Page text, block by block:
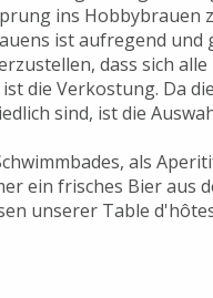
ins Hobbybrauen
ist aufregend
dass sich
die Verkostung. Da
sind, ist die
als
ein frisches Bier aus
unserer Table